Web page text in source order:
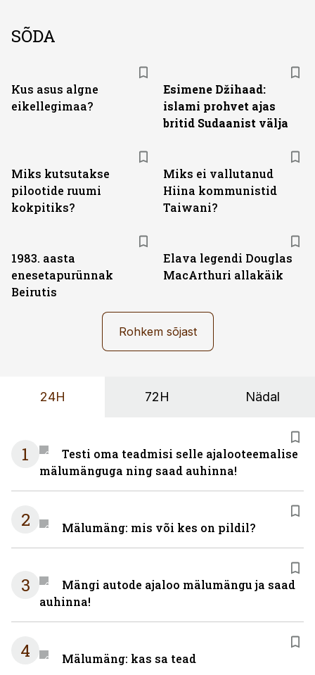
SÕDA
Kus asus algne
eikellegimaa?
Esimene Džihaad:
islami prohvet ajas
britid Sudaanist välja
Miks kutsutakse
pilootide ruumi
kokpitiks?
Miks ei vallutanud
Hiina kommunistid
Taiwani?
1983. aasta
enesetapurünnak
Beirutis
Elava legendi Douglas
MacArthuri allakäik
Rohkem sõjast
24H 72H Nädal
1
Testi oma teadmisi selle ajalooteemalise
mälumänguga ning saad auhinna!
2 Mälumäng: mis või kes on pildil?
3
Mängi autode ajaloo mälumängu ja saad
auhinna!
4 Mälumäng: kas sa tead